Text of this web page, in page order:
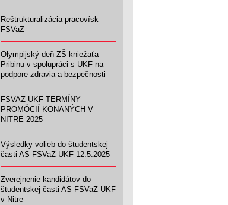
Reštrukturalizácia pracovísk
FSVaZ
Olympijský deň ZŠ kniežaťa
Pribinu v spolupráci s UKF na
podpore zdravia a bezpečnosti
FSVAZ UKF TERMÍNY
PROMÓCIÍ KONANÝCH V
NITRE 2025
Výsledky volieb do študentskej
časti AS FSVaZ UKF 12.5.2025
Zverejnenie kandidátov do
študentskej časti AS FSVaZ UKF
v Nitre